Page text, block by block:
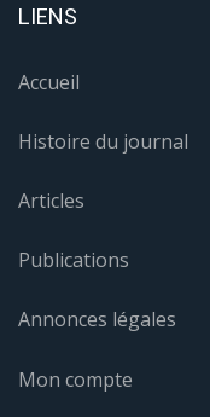
LIENS
Accueil
Histoire du journal
Articles
Publications
Annonces légales
Mon compte